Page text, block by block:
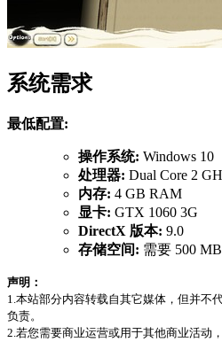
系统需求
最低配置:
操作系统: Windows 10
处理器: Dual Core 2
内存: 4 GB RAM
显卡: GTX 1060 3G
DirectX 版本: 9.0
存储空间: 需要 500
声明：
1.本站部分内容转载自其它媒体，但并不
负责。
2.若您需要商业运营或用于其他商业活动